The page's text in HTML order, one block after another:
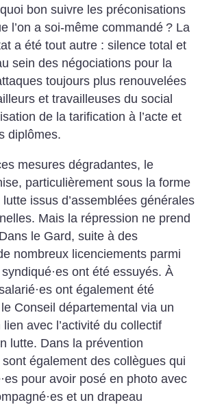
bon suivre les préconisations
l’on a soi-même commandé ? La
a été tout autre : silence total et
sein des négociations pour la
toujours plus renouvelées
et travailleuses du social
de la tarification à l’acte et
diplômes.
mesures dégradantes, le
particulièrement sous la forme
issus d’assemblées générales
Mais la répression ne prend
le Gard, suite à des
nombreux licenciements parmi
·es ont été essuyés. À
·es ont également été
Conseil départemental via un
avec l’activité du collectif
lutte. Dans la prévention
également des collègues qui
·es pour avoir posé en photo avec
·es et un drapeau